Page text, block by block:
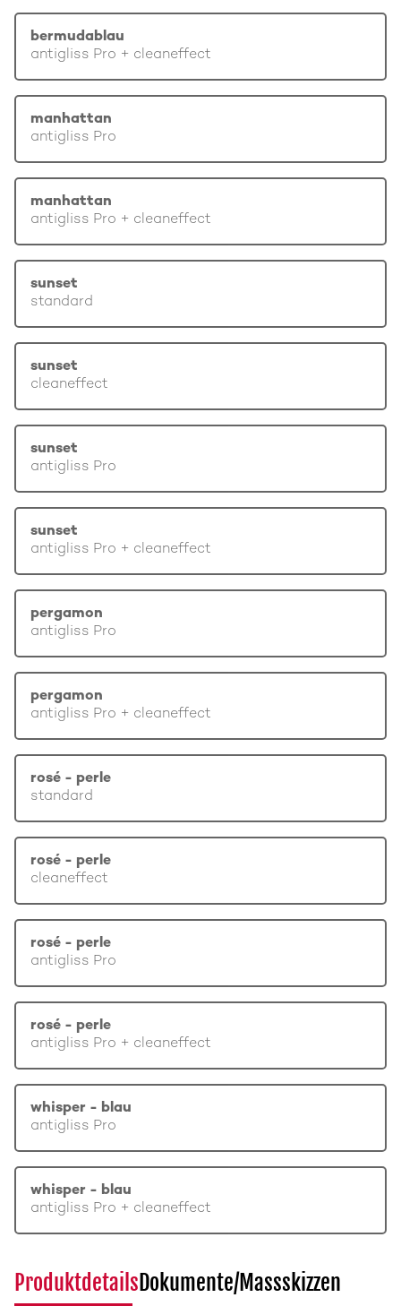
bermudablau
antigliss Pro + cleaneffect
manhattan
antigliss Pro
manhattan
antigliss Pro + cleaneffect
sunset
standard
sunset
cleaneffect
sunset
antigliss Pro
sunset
antigliss Pro + cleaneffect
pergamon
antigliss Pro
pergamon
antigliss Pro + cleaneffect
rosé - perle
standard
rosé - perle
cleaneffect
rosé - perle
antigliss Pro
rosé - perle
antigliss Pro + cleaneffect
whisper - blau
antigliss Pro
whisper - blau
antigliss Pro + cleaneffect
ProduktdetailsDokumente/Massskizzen